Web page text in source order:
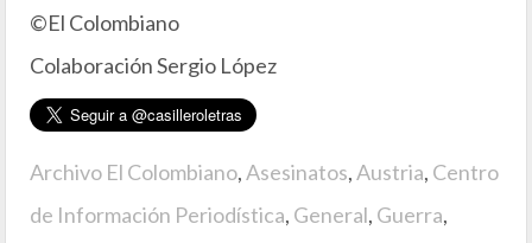
©El Colombiano
Colaboración Sergio López
Archivo El Colombiano,Asesinatos,Austria, Centro
de Información Periodística, General, Guerra,